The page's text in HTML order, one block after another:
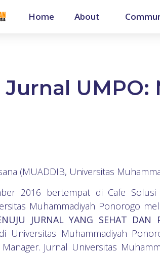
Home About
Jurnal
(MUADDIB, Universitas
2016 bertempat di Cafe
Muhammadiyah Ponorogo
JURNAL YANG SEHAT DAN
Universitas Muhammadiyah
Jurnal Universitas